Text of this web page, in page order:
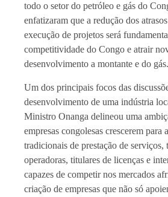
todo o setor do petróleo e gás do
enfatizaram que a redução dos
execução de projetos será
competitividade do Congo e atrair
desenvolvimento a montante e do gás.
Um dos principais focos das
desenvolvimento de uma indústria
Ministro Onanga delineou uma
empresas congolesas crescerem para
tradicionais de prestação de serviços,
operadoras, titulares de licenças e
capazes de competir nos mercados
criação de empresas que não só